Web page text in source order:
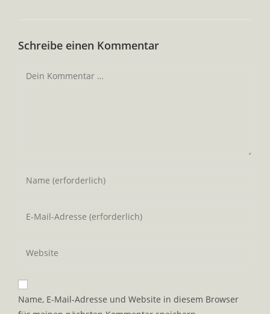
Schreibe einen Kommentar
Kommentar
Gib
oder
zum
ein
Gib
Mail-
zum
Kommentieren
Gib
Website-
URL
Name, E-Mail-Adresse und Website in diesem Browser